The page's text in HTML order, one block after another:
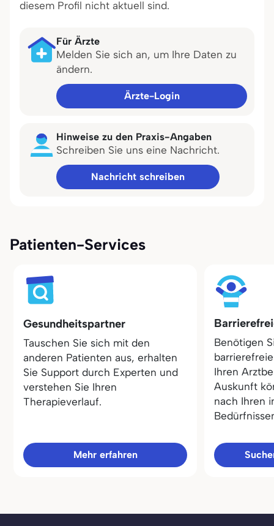
diesem Profil nicht aktuell sind.
Für Ärzte
Melden Sie sich an, um Ihre Daten zu
ändern.
Ärzte-Login
Hinweise zu den Praxis-Angaben
Schreiben Sie uns eine Nachricht.
Nachricht schreiben
Patienten-Services
Gesundheitspartner
Tauschen Sie sich mit den
anderen Patienten aus, erhalten
Sie Support durch Experten und
verstehen Sie Ihren
Therapieverlauf.
Mehr erfahren
Benötigen
Ihren
Auskunft
nach Ihren